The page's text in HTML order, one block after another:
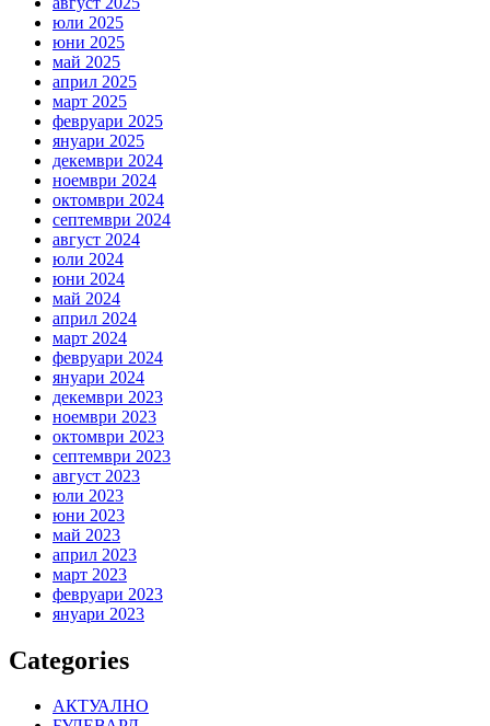
юли 2025
юни 2025
май 2025
април 2025
март 2025
февруари 2025
януари 2025
декември 2024
ноември 2024
октомври 2024
септември 2024
август 2024
юли 2024
юни 2024
май 2024
април 2024
март 2024
февруари 2024
януари 2024
декември 2023
ноември 2023
октомври 2023
септември 2023
август 2023
юли 2023
юни 2023
май 2023
април 2023
март 2023
февруари 2023
януари 2023
Categories
АКТУАЛНО